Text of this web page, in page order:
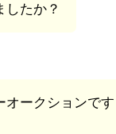
たか？
オークションで